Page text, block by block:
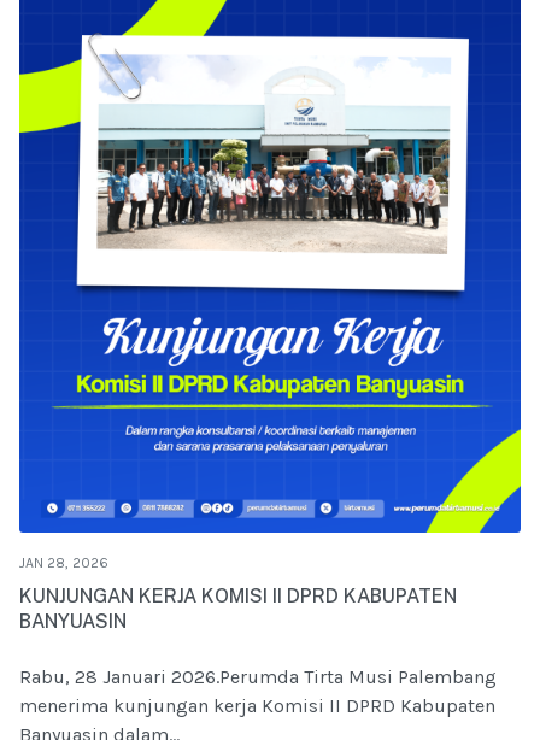
JAN 28, 2026
KUNJUNGAN KERJA KOMISI II DPRD KABUPATEN
BANYUASIN
Rabu, 28 Januari 2026.Perumda Tirta Musi Palembang
menerima kunjungan kerja Komisi II DPRD Kabupaten
Banyuasin dalam...